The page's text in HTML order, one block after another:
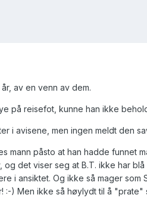
av en venn av dem.
på reisefot, kunne han ikke
i avisene, men ingen meldt den
mann påsto at han hadde funnet
det viser seg at B.T. ikke har blå
i ansiktet. Og ikke så mager som
) Men ikke så høylydt til å "prate"